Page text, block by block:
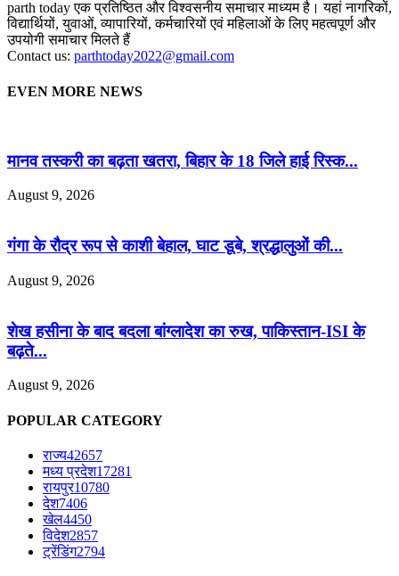
parth today एक प्रतिष्ठित और विश्वसनीय समाचार माध्यम है। यहां नागरिकों,
विद्यार्थियों, युवाओं, व्यापारियों, कर्मचारियों एवं महिलाओं के लिए महत्वपूर्ण और
उपयोगी समाचार मिलते हैं
Contact us: parthtoday2022@gmail.com
EVEN MORE NEWS
मानव तस्करी का बढ़ता खतरा, बिहार के 18 जिले हाई रिस्क...
August 9, 2026
गंगा के रौद्र रूप से काशी बेहाल, घाट डूबे, श्रद्धालुओं की...
August 9, 2026
शेख हसीना के बाद बदला बांग्लादेश का रुख, पाकिस्तान-ISI के
बढ़ते...
August 9, 2026
POPULAR CATEGORY
राज्य42657
मध्य प्रदेश17281
रायपुर10780
देश7406
खेल4450
विदेश2857
ट्रेंडिंग2794